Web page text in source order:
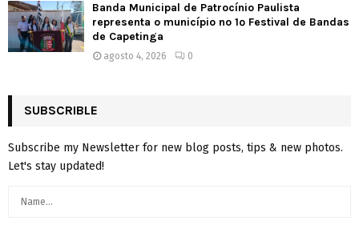
Banda Municipal de Patrocínio Paulista
representa o município no 1º Festival de Bandas
de Capetinga
agosto 4, 2026 0
SUBSCRIBLE
Subscribe my Newsletter for new blog posts, tips & new photos.
Let's stay updated!